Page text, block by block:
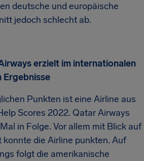
deutsche und europäische
jedoch schlecht ab.
erzielt im internationalen
Ergebnisse
Punkten ist eine Airline aus
Scores 2022. Qatar Airways
in Folge. Vor allem mit Blick auf
die Airline punkten. Auf
folgt die amerikanische